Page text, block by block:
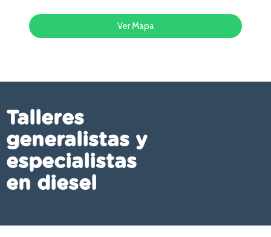
Ver Mapa
Talleres
generalistas y
especialistas
en diesel